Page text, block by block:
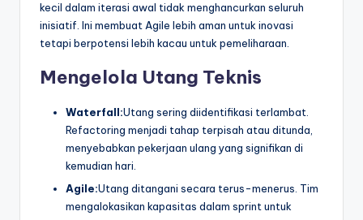
kecil dalam iterasi awal tidak menghancurkan seluruh
inisiatif. Ini membuat Agile lebih aman untuk inovasi
tetapi berpotensi lebih kacau untuk pemeliharaan.
Mengelola Utang Teknis
Waterfall:Utang sering diidentifikasi terlambat.
Refactoring menjadi tahap terpisah atau ditunda,
menyebabkan pekerjaan ulang yang signifikan di
kemudian hari.
Agile:Utang ditangani secara terus-menerus. Tim
mengalokasikan kapasitas dalam sprint untuk